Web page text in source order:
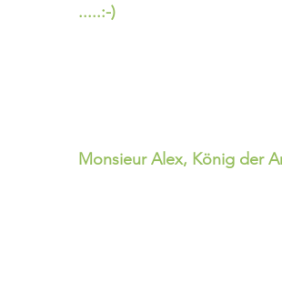
.....:-)
Monsieur Alex, König der